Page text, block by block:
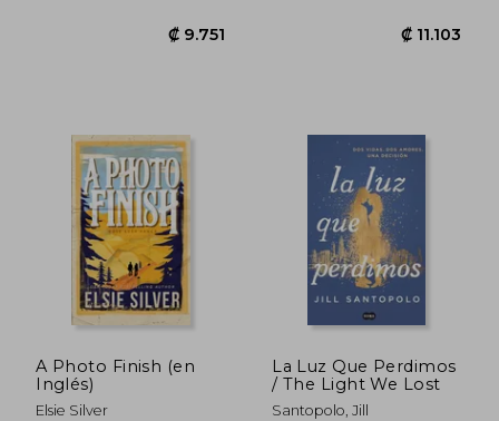
A Photo Finish (en
Inglés)
Elsie Silver
La Luz Que Perdimos
/ The Light We Lost
Santopolo, Jill